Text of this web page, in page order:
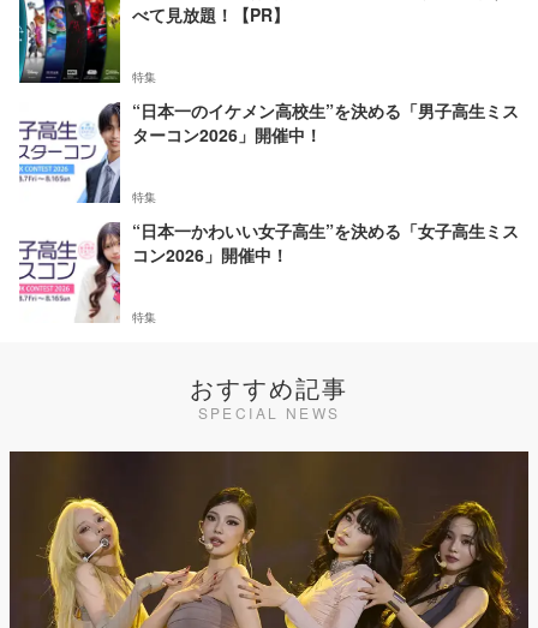
べて見放題！【PR】
特集
“日本一のイケメン高校生”を決める「男子高生ミス
ターコン2026」開催中！
特集
“日本一かわいい女子高生”を決める「女子高生ミス
コン2026」開催中！
特集
おすすめ記事
SPECIAL NEWS